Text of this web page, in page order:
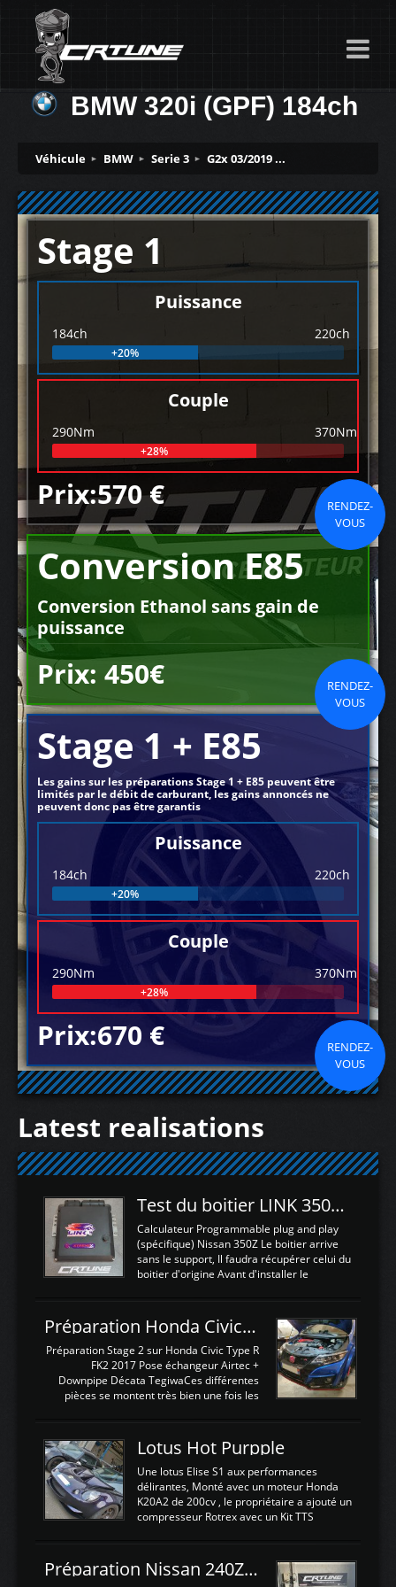
BMW 320i (GPF) 184ch
Véhicule BMW Serie 3 G2x 03/2019 ...
Stage 1
Puissance
184ch 220ch
+20%
Couple
290Nm 370Nm
+28%
Prix:570 €
RENDEZ-
VOUS
Conversion E85
Conversion Ethanol sans gain de
puissance
Prix: 450€
RENDEZ-
VOUS
Stage 1 + E85
Les gains sur les préparations Stage 1 + E85 peuvent être
limités par le débit de carburant, les gains annoncés ne
peuvent donc pas être garantis
Puissance
184ch 220ch
+20%
Couple
290Nm 370Nm
+28%
Prix:670 €
RENDEZ-
VOUS
Latest realisations
Test du boitier LINK 350Z Plugin ECU
Calculateur Programmable plug and play
(spécifique) Nissan 350Z Le boitier arrive
sans le support, Il faudra récupérer celui du
boitier d'origine Avant d'installer le
d'envoyer l'information de la large bande
dans le boitier. sydney sweeney deepfake
La sortie 0-5V de l'afr sera connectée sur
l'entrée AN Volt 8 et GndAN pour
Analogique, et Volt car l'information est une
tension (Pas une résistance variable d'un
est temps de brancher le ...
Préparation Honda Civic Type R FK2
Préparation Stage 2 sur Honda Civic Type R
FK2 2017 Pose échangeur Airtec +
Downpipe Décata TegiwaCes différentes
pièces se montent très bien une fois les
légere découpe du plastique inferieur,
negénant en rien la structure ou le
fonctionnement du fond plat. Une
reprogrammation Stage 2 est faite sur le
calculateur d'origine. Une alternative
économique au passage sur Hondata
d'origine 310cv et 400Nn , Une fois
reprogrammé et les ...
Lotus Hot Purpple
Une lotus Elise S1 aux performances
délirantes, Monté avec un moteur Honda
K20A2 de 200cv , le propriétaire a ajouté un
compresseur Rotrex avec un Kit TTS
d'augmenter la puissance de son moteur:
un watercooler a été ajouté. 300Cv sans
Préparation Nissan 240Z SR20DET